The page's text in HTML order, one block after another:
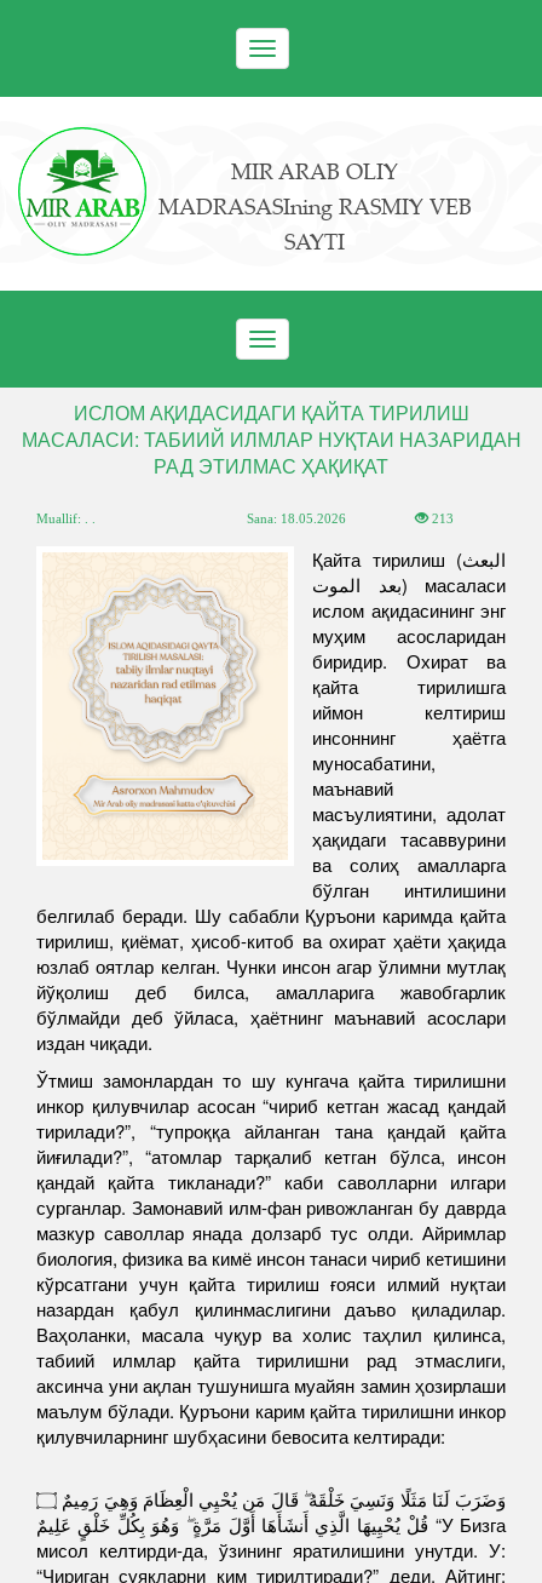
Toggle
navigation
MIR ARAB OLIY
MADRASASIning RASMIY VEB
SAYTI
Toggle
navigation
ИСЛОМ АҚИДАСИДАГИ ҚАЙТА ТИРИЛИШ
МАСАЛАСИ: ТАБИИЙ ИЛМЛАР НУҚТАИ НАЗАРИДАН
РАД ЭТИЛМАС ҲАҚИҚАТ
Muallif: . . Sana: 18.05.2026 213
Қайта тирилиш (البعث
بعد الموت) масаласи
ислом ақидасининг энг
муҳим асосларидан
биридир. Охират ва
қайта тирилишга
иймон келтириш
инсоннинг ҳаётга
муносабатини,
маънавий
масъулиятини, адолат
ҳақидаги тасаввурини
ва солиҳ амалларга
бўлган интилишини
белгилаб беради. Шу сабабли Қуръони каримда қайта
тирилиш, қиёмат, ҳисоб-китоб ва охират ҳаёти ҳақида
юзлаб оятлар келган. Чунки инсон агар ўлимни мутлақ
йўқолиш деб билса, амалларига жавобгарлик
бўлмайди деб ўйласа, ҳаётнинг маънавий асослари
издан чиқади.
Ўтмиш замонлардан то шу кунгача қайта тирилишни
инкор қилувчилар асосан “чириб кетган жасад қандай
тирилади?”, “тупроққа айланган тана қандай қайта
йиғилади?”, “атомлар тарқалиб кетган бўлса, инсон
қандай қайта тикланади?” каби саволларни илгари
сурганлар. Замонавий илм-фан ривожланган бу даврда
мазкур саволлар янада долзарб тус олди. Айримлар
биология, физика ва кимё инсон танаси чириб кетишини
кўрсатгани учун қайта тирилиш ғояси илмий нуқтаи
назардан қабул қилинмаслигини даъво қиладилар.
Ваҳоланки, масала чуқур ва холис таҳлил қилинса,
табиий илмлар қайта тирилишни рад этмаслиги,
аксинча уни ақлан тушунишга муайян замин ҳозирлаши
маълум бўлади. Қуръони карим қайта тирилишни инкор
қилувчиларнинг шубҳасини бевосита келтиради:
وَضَرَبَ لَنَا مَثَلًا وَنَسِيَ خَلْقَهُ ۖ قَالَ مَن يُحْيِي الْعِظَامَ وَهِيَ رَمِيمٌ ۝
قُلْ يُحْيِيهَا الَّذِي أَنشَأَهَا أَوَّلَ مَرَّةٍ ۖ وَهُوَ بِكُلِّ خَلْقٍ عَلِيمٌ “У Бизга
мисол келтирди-да, ўзининг яратилишини унутди. У:
“Чириган суякларни ким тирилтиради?” деди. Айтинг: